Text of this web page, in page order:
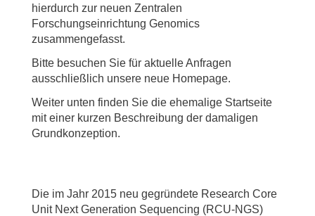
hierdurch zur neuen Zentralen
Forschungseinrichtung Genomics
zusammengefasst.
Bitte besuchen Sie für aktuelle Anfragen
ausschließlich unsere neue Homepage.
Weiter unten finden Sie die ehemalige Startseite
mit einer kurzen Beschreibung der damaligen
Grundkonzeption.
Die im Jahr 2015 neu gegründete Research Core
Unit Next Generation Sequencing (RCU-NGS)